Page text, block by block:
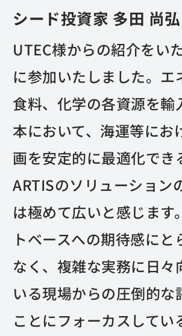
シード投資家 多田 尚
UTEC様からの紹介をい
に参加いたしました。エ
食料、化学の各資源を輸
本において、海運等にお
画を安定的に最適化でき
ARTISのソリューション
は極めて広いと感じます
トベースへの期待感にと
なく、複雑な実務に日々
いる現場からの圧倒的な
ことにフォーカスしてい